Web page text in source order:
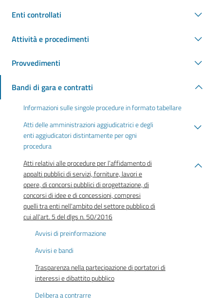
Enti controllati
Attività e procedimenti
Provvedimenti
Bandi di gara e contratti
Informazioni sulle singole procedure in formato tabellare
Atti delle amministrazioni aggiudicatrici e degli
enti aggiudicatori distintamente per ogni
procedura
Atti relativi alle procedure per l’affidamento di
appalti pubblici di servizi, forniture, lavori e
opere, di concorsi pubblici di progettazione, di
concorsi di idee e di concessioni, compresi
quelli tra enti nell'ambito del settore pubblico di
cui all'art. 5 del dlgs n. 50/2016
Avvisi di preinformazione
Avvisi e bandi
Trasparenza nella partecipazione di portatori di
interessi e dibattito pubblico
Delibera a contrarre